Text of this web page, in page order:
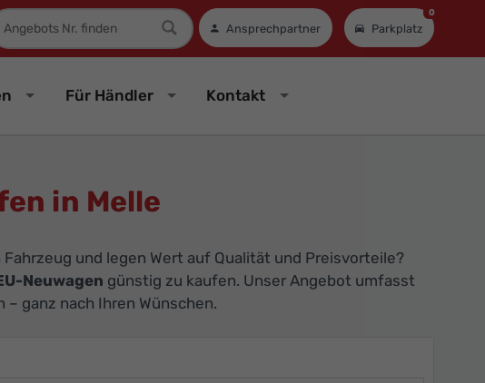
Ansprechpartner Parkplatz
0
Für Händler Kontakt
in Melle
und legen Wert auf Qualität und Preisvorteile?
Neuwagen günstig zu kaufen. Unser Angebot umfasst
ganz nach Ihren Wünschen.